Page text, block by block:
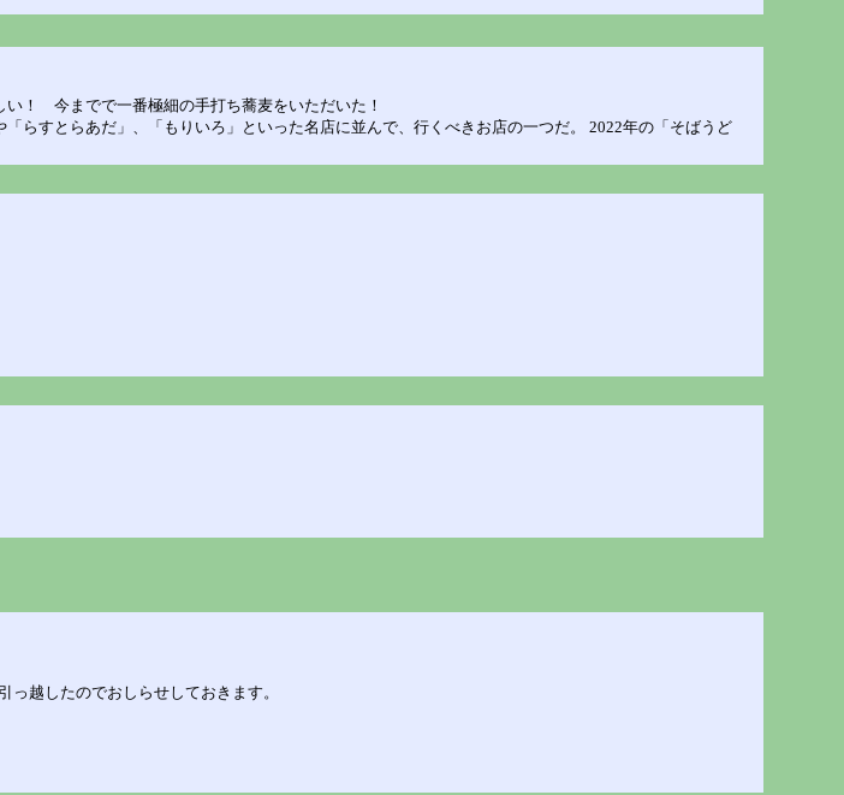
い！ 今までで一番極細の手打ち蕎麦をいただいた！
らすとらあだ」、「もりいろ」といった名店に並んで、行くべきお店の一つだ。 2022年の「そばうど
越したのでおしらせしておきます。